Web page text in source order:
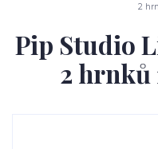
2
Pip Studio
2 hrnků